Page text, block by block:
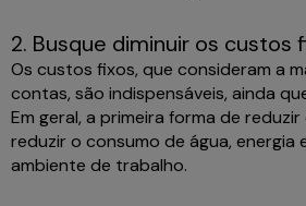
2. Busque diminuir os custos
Os custos fixos, que consideram a
contas, são indispensáveis, ainda
Em geral, a primeira forma de
reduzir o consumo de água, energia
ambiente de trabalho.